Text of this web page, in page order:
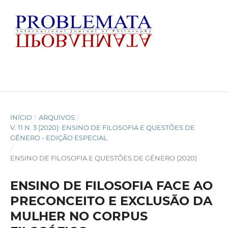
INÍCIO / ARQUIVOS /
V. 11 N. 3 (2020): ENSINO DE FILOSOFIA E QUESTÕES DE
GÊNERO - EDIÇÃO ESPECIAL
/
ENSINO DE FILOSOFIA E QUESTÕES DE GÊNERO (2020)
ENSINO DE FILOSOFIA FACE AO
PRECONCEITO E EXCLUSÃO DA
MULHER NO CORPUS